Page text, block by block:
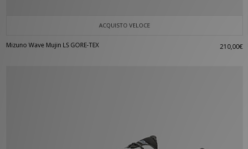
ACQUISTO VELOCE
Mizuno Wave Mujin LS GORE-TEX 210,00€